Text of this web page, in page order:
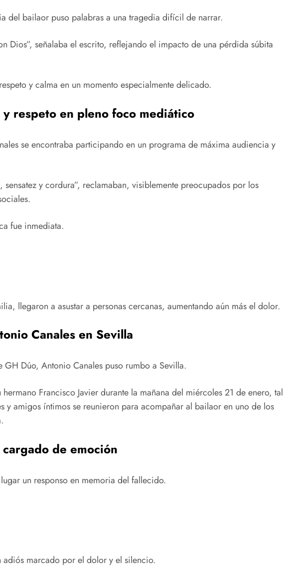
del bailaor puso palabras a una tragedia difícil de narrar.
Dios”, señalaba el escrito, reflejando el impacto de una pérdida súbita
y calma en un momento especialmente delicado.
respeto en pleno foco mediático
se encontraba participando en un programa de máxima audiencia y
y cordura”, reclamaban, visiblemente preocupados por los
fue inmediata.
llegaron a asustar a personas cercanas, aumentando aún más el dolor.
Canales en Sevilla
GH Dúo, Antonio Canales puso rumbo a Sevilla.
Francisco Javier durante la mañana del miércoles 21 de enero, tal
y amigos íntimos se reunieron para acompañar al bailaor en uno de los
de emoción
un responso en memoria del fallecido.
adiós marcado por el dolor y el silencio.